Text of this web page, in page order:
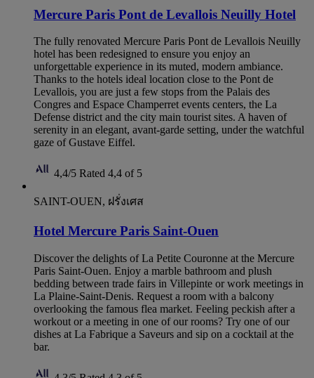
Mercure Paris Pont de Levallois Neuilly Hotel
The fully renovated Mercure Paris Pont de Levallois Neuilly
hotel has been redesigned to ensure you enjoy an
unforgettable experience in its muted, modern ambiance.
Thanks to the hotels ideal location close to the Pont de
Levallois, you are just a few stops from the Palais des
Congres and Espace Champerret events centers, the La
Defense district and the city main tourist sites. A haven of
serenity in an elegant, avant-garde setting, under the watchful
gaze of Gustave Eiffel.
4,4/5 Rated 4,4 of 5
SAINT-OUEN, ฝรั่งเศส
Hotel Mercure Paris Saint-Ouen
Discover the delights of La Petite Couronne at the Mercure
Paris Saint-Ouen. Enjoy a marble bathroom and plush
bedding between trade fairs in Villepinte or work meetings in
La Plaine-Saint-Denis. Request a room with a balcony
overlooking the famous flea market. Feeling peckish after a
workout or a meeting in one of our rooms? Try one of our
dishes at La Fabrique a Saveurs and sip on a cocktail at the
bar.